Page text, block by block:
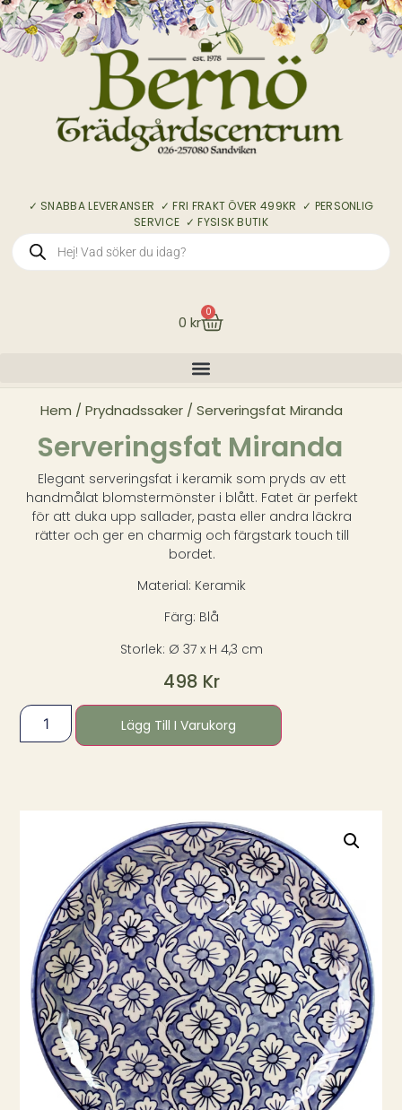
✓ SNABBA LEVERANSER ✓ FRI FRAKT ÖVER 499KR ✓ PERSONLIG
SERVICE ✓ FYSISK BUTIK
0 kr
0
Hem /Prydnadssaker / Serveringsfat Miranda
Serveringsfat Miranda
Elegant serveringsfat i keramik som pryds av ett
handmålat blomstermönster i blått. Fatet är perfekt
för att duka upp sallader, pasta eller andra läckra
rätter och ger en charmig och färgstark touch till
bordet.
Material: Keramik
Färg: Blå
Storlek: Ø 37 x H 4,3 cm
498 Kr
Lägg Till I Varukorg